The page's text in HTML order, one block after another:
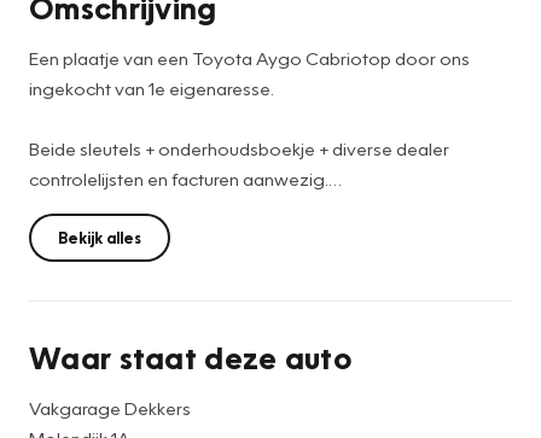
Een plaatje van een Toyota Aygo Cabriotop door ons
ingekocht van 1e eigenaresse.
Beide sleutels + onderhoudsboekje + diverse dealer
controlelijsten en facturen aanwezig.
Oorspronkelijk in Nederland geleverd dus geen Import.
Volledig dealeronderhouden (louwman Dordrecht)
garantie.
Bekijk alles
Waar staat deze auto
Vakgarage Dekkers